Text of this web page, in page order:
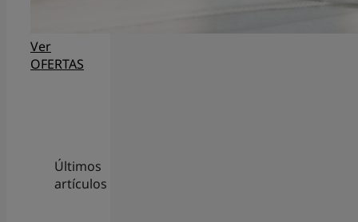
Ver
OFERTAS
Últimos
artículos